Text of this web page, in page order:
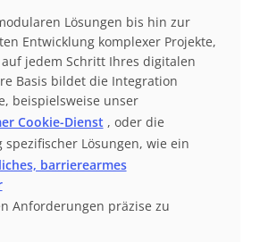
Lösungen bis hin zur
Entwicklung komplexer Projekte,
jedem Schritt Ihres digitalen
Basis bildet die Integration
beispielsweise unser
Cookie-Dienst , oder die
Lösungen, wie ein
barrierearmes
Anforderungen präzise zu